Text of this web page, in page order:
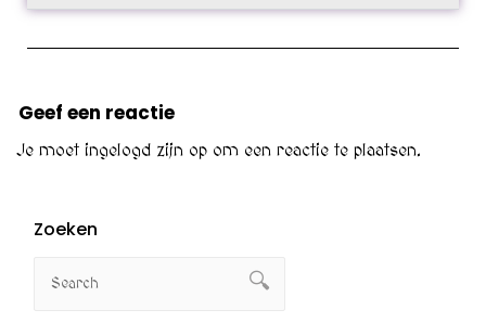
Geef een reactie
Je moet ingelogd zijn op om een reactie te plaatsen.
Zoeken